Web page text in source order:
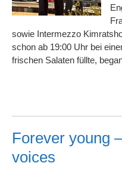
sowie Intermezzo
schon ab 19:00 Uhr bei
frischen Salaten füllte,
Forever young
voices